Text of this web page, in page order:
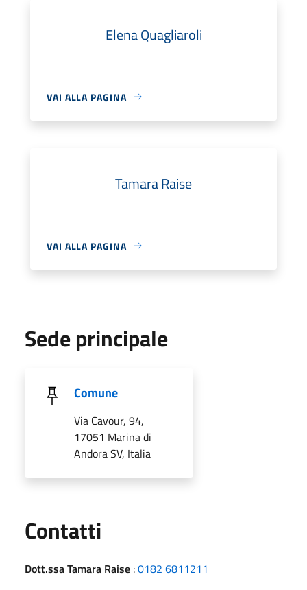
Elena Quagliaroli
VAI ALLA PAGINA
Tamara Raise
VAI ALLA PAGINA
Sede principale
Comune
Via Cavour, 94,
17051 Marina di
Andora SV, Italia
Contatti
Dott.ssa Tamara Raise :0182 6811211